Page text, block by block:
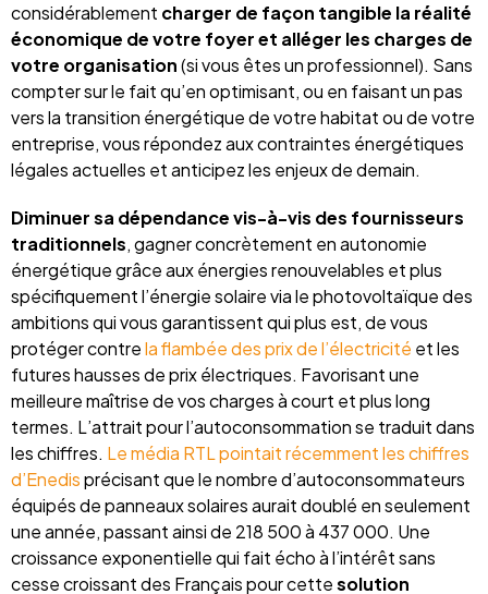
considérablement charger de façon tangible la réalité
économique de votre foyer et alléger les charges de
votre organisation(si vous êtes un professionnel). Sans
compter sur le fait qu’en optimisant, ou en faisant un pas
vers la transition énergétique de votre habitat ou de votre
entreprise, vous répondez aux contraintes énergétiques
légales actuelles et anticipez les enjeux de demain.
Diminuer sa dépendance vis-à-vis des fournisseurs
traditionnels, gagner concrètement en autonomie
énergétique grâce aux énergies renouvelables et plus
spécifiquement l’énergie solaire via le photovoltaïque des
ambitions qui vous garantissent qui plus est, de vous
protéger contrela flambée des prix de l’électricité et les
futures hausses de prix électriques. Favorisant une
meilleure maîtrise de vos charges à court et plus long
termes. L’attrait pour l’autoconsommation se traduit dans
les chiffres. Le média RTL pointait récemment les chiffres
d’Enedisprécisant que le nombre d’autoconsommateurs
équipés de panneaux solaires aurait doublé en seulement
une année, passant ainsi de 218 500 à 437 000. Une
croissance exponentielle qui fait écho à l’intérêt sans
cesse croissant des Français pour cettesolution